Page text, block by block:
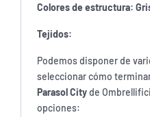
Colores de estructura:
Tejidos:
Podemos disponer de
seleccionar cómo
Parasol Cityde
opciones: